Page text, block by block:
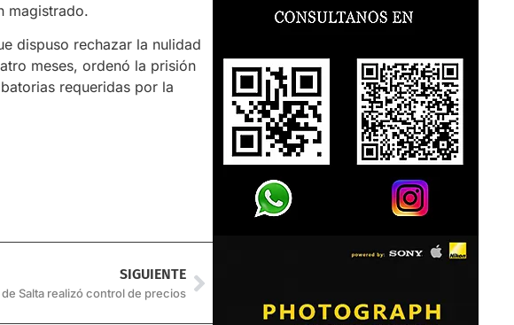
magistrado.
dispuso rechazar la nulidad
meses, ordenó la prisión
requeridas por la
SIGUIENTE
Salta realizó control de precios